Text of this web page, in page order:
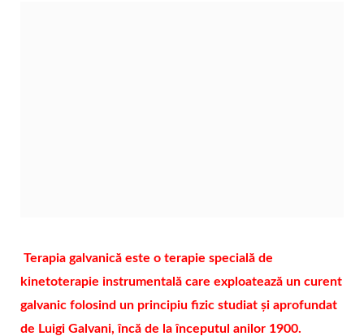
Terapia galvanică este o terapie specială de
kinetoterapie instrumentală care exploatează un curent
galvanic folosind un principiu fizic studiat și aprofundat
de Luigi Galvani, încă de la începutul anilor 1900.